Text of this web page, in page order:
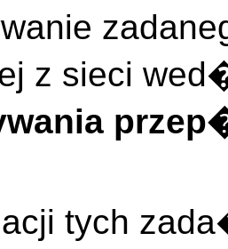
z sieci
tych